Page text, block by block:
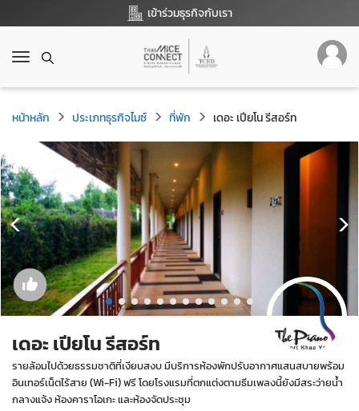
เข้าร่วมธุรกิจกับเรา
T
g
g
l
a
v
i
g
a
i
o
n
หน้าหลัก ประเภทธุรกิจไมซ์ ที่พัก เดอะ เปียโน รีสอร์ท
เดอะ เปียโน รีสอร์ท
รายล้อมไปด้วยธรรมชาติที่เงียบสงบ มีบริการห้องพักปรับอากาศแสนสบายพร้อม
อินเทอร์เน็ตไร้สาย (Wi-Fi) ฟรี โดยโรงแรมที่ตกแต่งตามธีมเพลงนี้ยังมีสระว่ายน้ำ
กลางแจ้ง ห้องคาราโอเกะ และห้องจัดประชุม